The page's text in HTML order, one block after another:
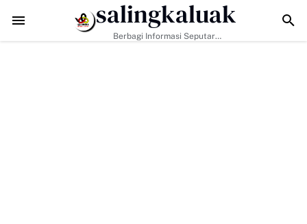
di Buluh Kasok Mulai Terbuka, Harapan Baru bagi Akses
salingkaluak
Berbagi Informasi Seputar